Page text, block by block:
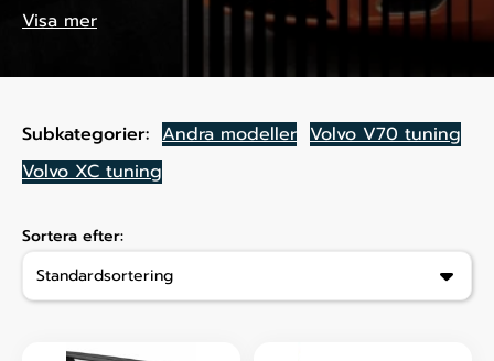
Visa mer
Subkategorier: Andra modeller Volvo V70 tuning
Volvo XC tuning
Sortera efter: